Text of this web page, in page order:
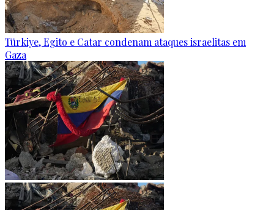
Türkiye, Egito e Catar condenam ataques israelitas em
Gaza